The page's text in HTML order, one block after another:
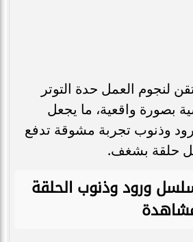
لنجوم العمل حدة التوتر
بصورة واقعية، ما يجعل
وذنوب تجربة مشوقة تدفع
كل حلقة بشغف.
ورود وذنوب الحلقة